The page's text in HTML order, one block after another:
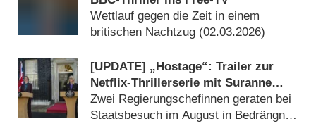
Wettlauf gegen die Zeit in einem
britischen Nachtzug (02.03.2026)
[UPDATE] „Hostage“: Trailer zur
Netflix-Thrillerserie mit Suranne
Jones und Julie Delpy
Zwei Regierungschefinnen geraten bei
Staatsbesuch im August in Bedrängnis